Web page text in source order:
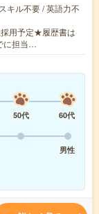
キル不要 / 英語力不
用予定★履歴書は
に担当…
50代
60代
男性